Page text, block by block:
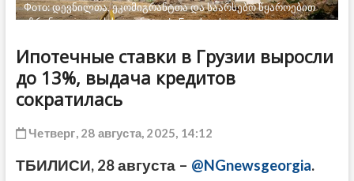
Фото: დევნილთა, ეკომიგრანტთა და საარსებო წყაროებით
უზრუნველყოფის სააგენტო via Facebook
Ипотечные ставки в Грузии выросли
до 13%, выдача кредитов
сократилась
Четверг, 28 августа, 2025, 14:12
ТБИЛИСИ, 28 августа – @NGnewsgeorgia.